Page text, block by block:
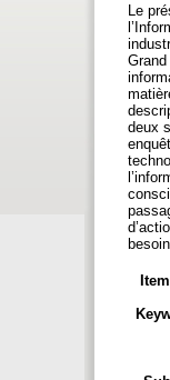
Le
deux